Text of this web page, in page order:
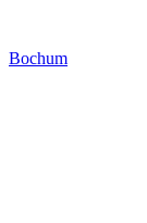
Bochum